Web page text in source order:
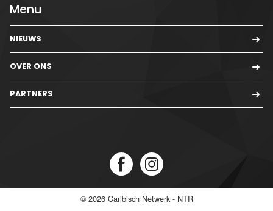
Menu
NIEUWS
OVER ONS
PARTNERS
© 2026 Caribisch Netwerk - NTR